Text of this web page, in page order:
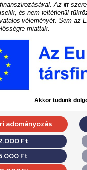
Az itt
és nem feltétlenül
véleményét. Sem az
miattuk.
Akkor tudunk